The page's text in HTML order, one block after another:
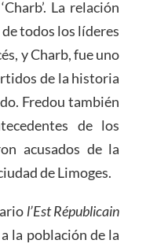
La relación
todos los líderes
y Charb, fue uno
de la historia
Fredou también
de los
acusados ​​de la
de Limoges.
l’Est Républicain
la población de la